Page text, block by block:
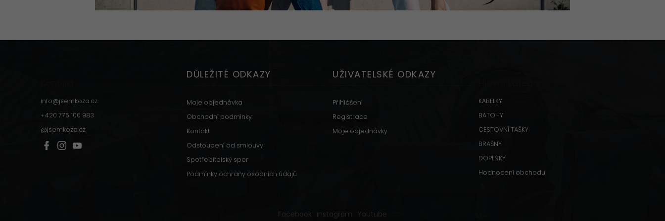
info@jsemkoza.cz
+420 776 100 983
@jsemkoza.cz
DŮLEŽITÉ ODKAZY
Moje objednávka
Obchodní podmínky
Kontakt
Odstoupení od smlouvy
Spotřebitelský spor
Podmínky ochrany osobních údajů
UŽIVATELSKÉ ODKAZY
Přihlášení
Registrace
Moje objednávky
KABELKY
BATOHY
CESTOVNÍ TAŠKY
BRAŠNY
DOPLŇKY
Hodnocení obchodu
Facebook Instagram Youtube